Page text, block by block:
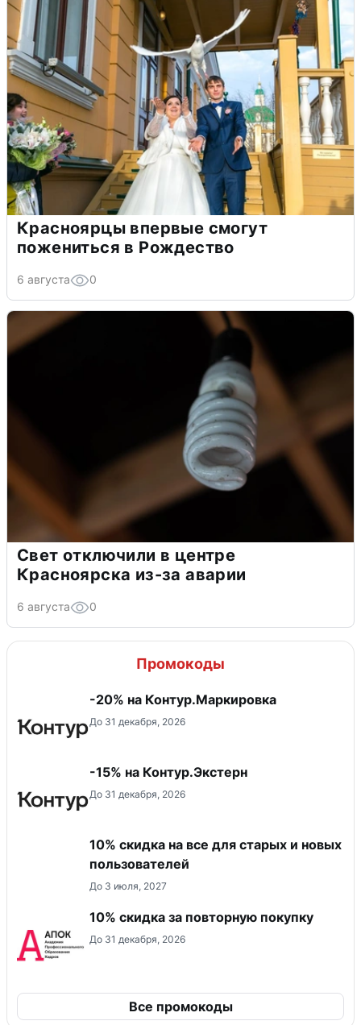
Красноярцы впервые смогут
пожениться в Рождество
6 августа 0
Свет отключили в центре
Красноярска из-за аварии
6 августа 0
Промокоды
-20% на Контур.Маркировка
До 31 декабря, 2026
-15% на Контур.Экстерн
До 31 декабря, 2026
10% скидка на все для старых и новых
пользователей
До 3 июля, 2027
10% скидка за повторную покупку
До 31 декабря, 2026
Все промокоды